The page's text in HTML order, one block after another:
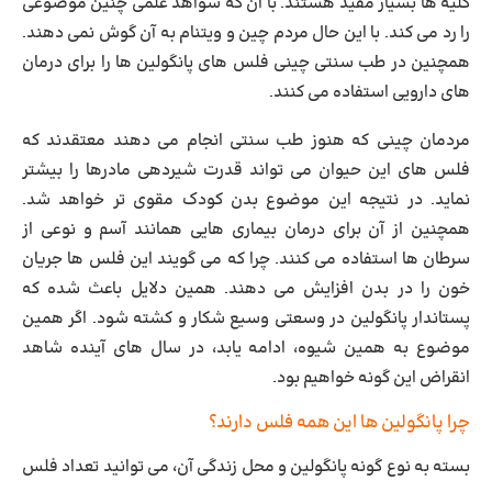
را رد می کند. با این حال مردم چین و ویتنام به آن گوش نمی دهند.
همچنین در طب سنتی چینی فلس های پانگولین ها را برای درمان
های دارویی استفاده می کنند.
مردمان چینی که هنوز طب سنتی انجام می دهند معتقدند که
فلس های این حیوان می تواند قدرت شیردهی مادرها را بیشتر
نماید. در نتیجه این موضوع بدن کودک مقوی تر خواهد شد.
همچنین از آن برای درمان بیماری هایی همانند آسم و نوعی از
سرطان ها استفاده می کنند. چرا که می گویند این فلس ها جریان
خون را در بدن افزایش می دهند. همین دلایل باعث شده که
پستاندار پانگولین در وسعتی وسیع شکار و کشته شود. اگر همین
موضوع به همین شیوه، ادامه یابد، در سال های آینده شاهد
انقراض این گونه خواهیم بود.
چرا پانگولین ها این همه فلس دارند؟
بسته به نوع گونه پانگولین و محل زندگی آن، می توانید تعداد فلس